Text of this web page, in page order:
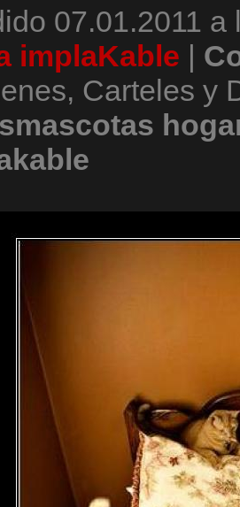
07.01.2011 a
implaKable |
Carteles y